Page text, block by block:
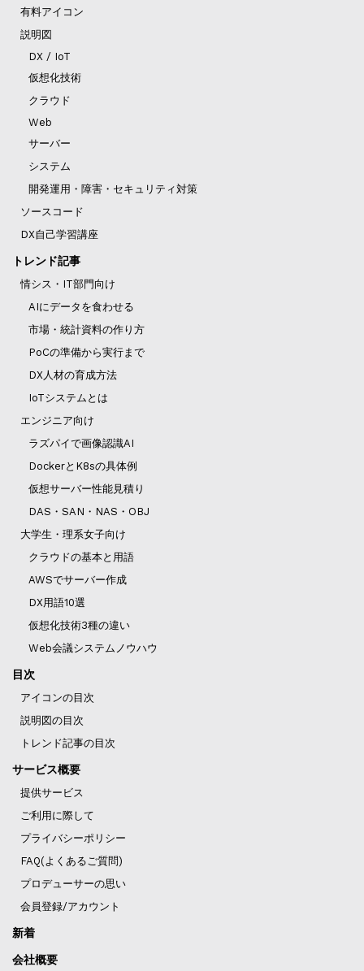
有料アイコン
説明図
DX / IoT
仮想化技術
クラウド
Web
サーバー
システム
開発運用・障害・セキュリティ対策
ソースコード
DX自己学習講座
トレンド記事
情シス・IT部門向け
AIにデータを食わせる
市場・統計資料の作り方
PoCの準備から実行まで
DX人材の育成方法
IoTシステムとは
エンジニア向け
ラズパイで画像認識AI
DockerとK8sの具体例
仮想サーバー性能見積り
DAS・SAN・NAS・OBJ
大学生・理系女子向け
クラウドの基本と用語
AWSでサーバー作成
DX用語10選
仮想化技術3種の違い
Web会議システムノウハウ
目次
アイコンの目次
説明図の目次
トレンド記事の目次
サービス概要
提供サービス
ご利用に際して
プライバシーポリシー
FAQ(よくあるご質問)
プロデューサーの思い
会員登録/アカウント
新着
会社概要